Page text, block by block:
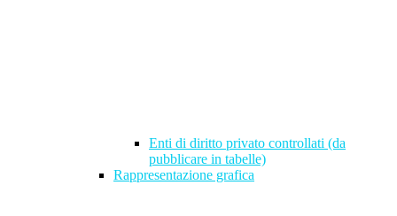
Enti di diritto privato controllati (da
pubblicare in tabelle)
Rappresentazione grafica